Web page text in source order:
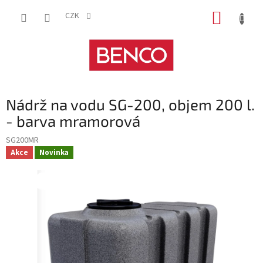
CZK
Nádrž na vodu SG-200, objem 200 l.
- barva mramorová
SG200MR
Akce Novinka